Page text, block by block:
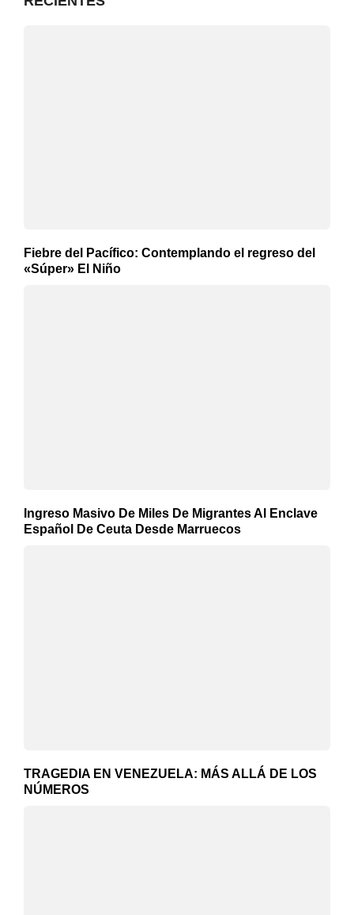
Fiebre del Pacífico: Contemplando el regreso del
«Súper» El Niño
Ingreso Masivo De Miles De Migrantes Al Enclave
Español De Ceuta Desde Marruecos
TRAGEDIA EN VENEZUELA: MÁS ALLÁ DE LOS
NÚMEROS